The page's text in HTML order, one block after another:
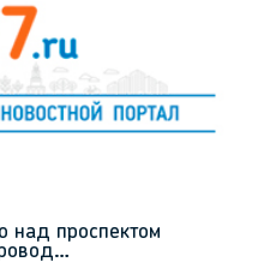
проспектом